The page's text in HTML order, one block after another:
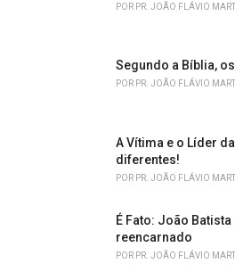
POR PR. JOÃO FLÁVIO
Segundo a Bíblia,
POR PR. JOÃO FLÁVIO
A Vítima e o Líder
diferentes!
POR PR. JOÃO FLÁVIO
É Fato: João
reencarnado
POR PR. JOÃO FLÁVIO